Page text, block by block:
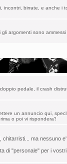
a tutti
a tutti, non
ma
incontri, birrate, e anche i
argomenti sono
pedale, il crash
un annuncio qui,
o poi vi rispondera'!
ma nessuno
di "personale" per i